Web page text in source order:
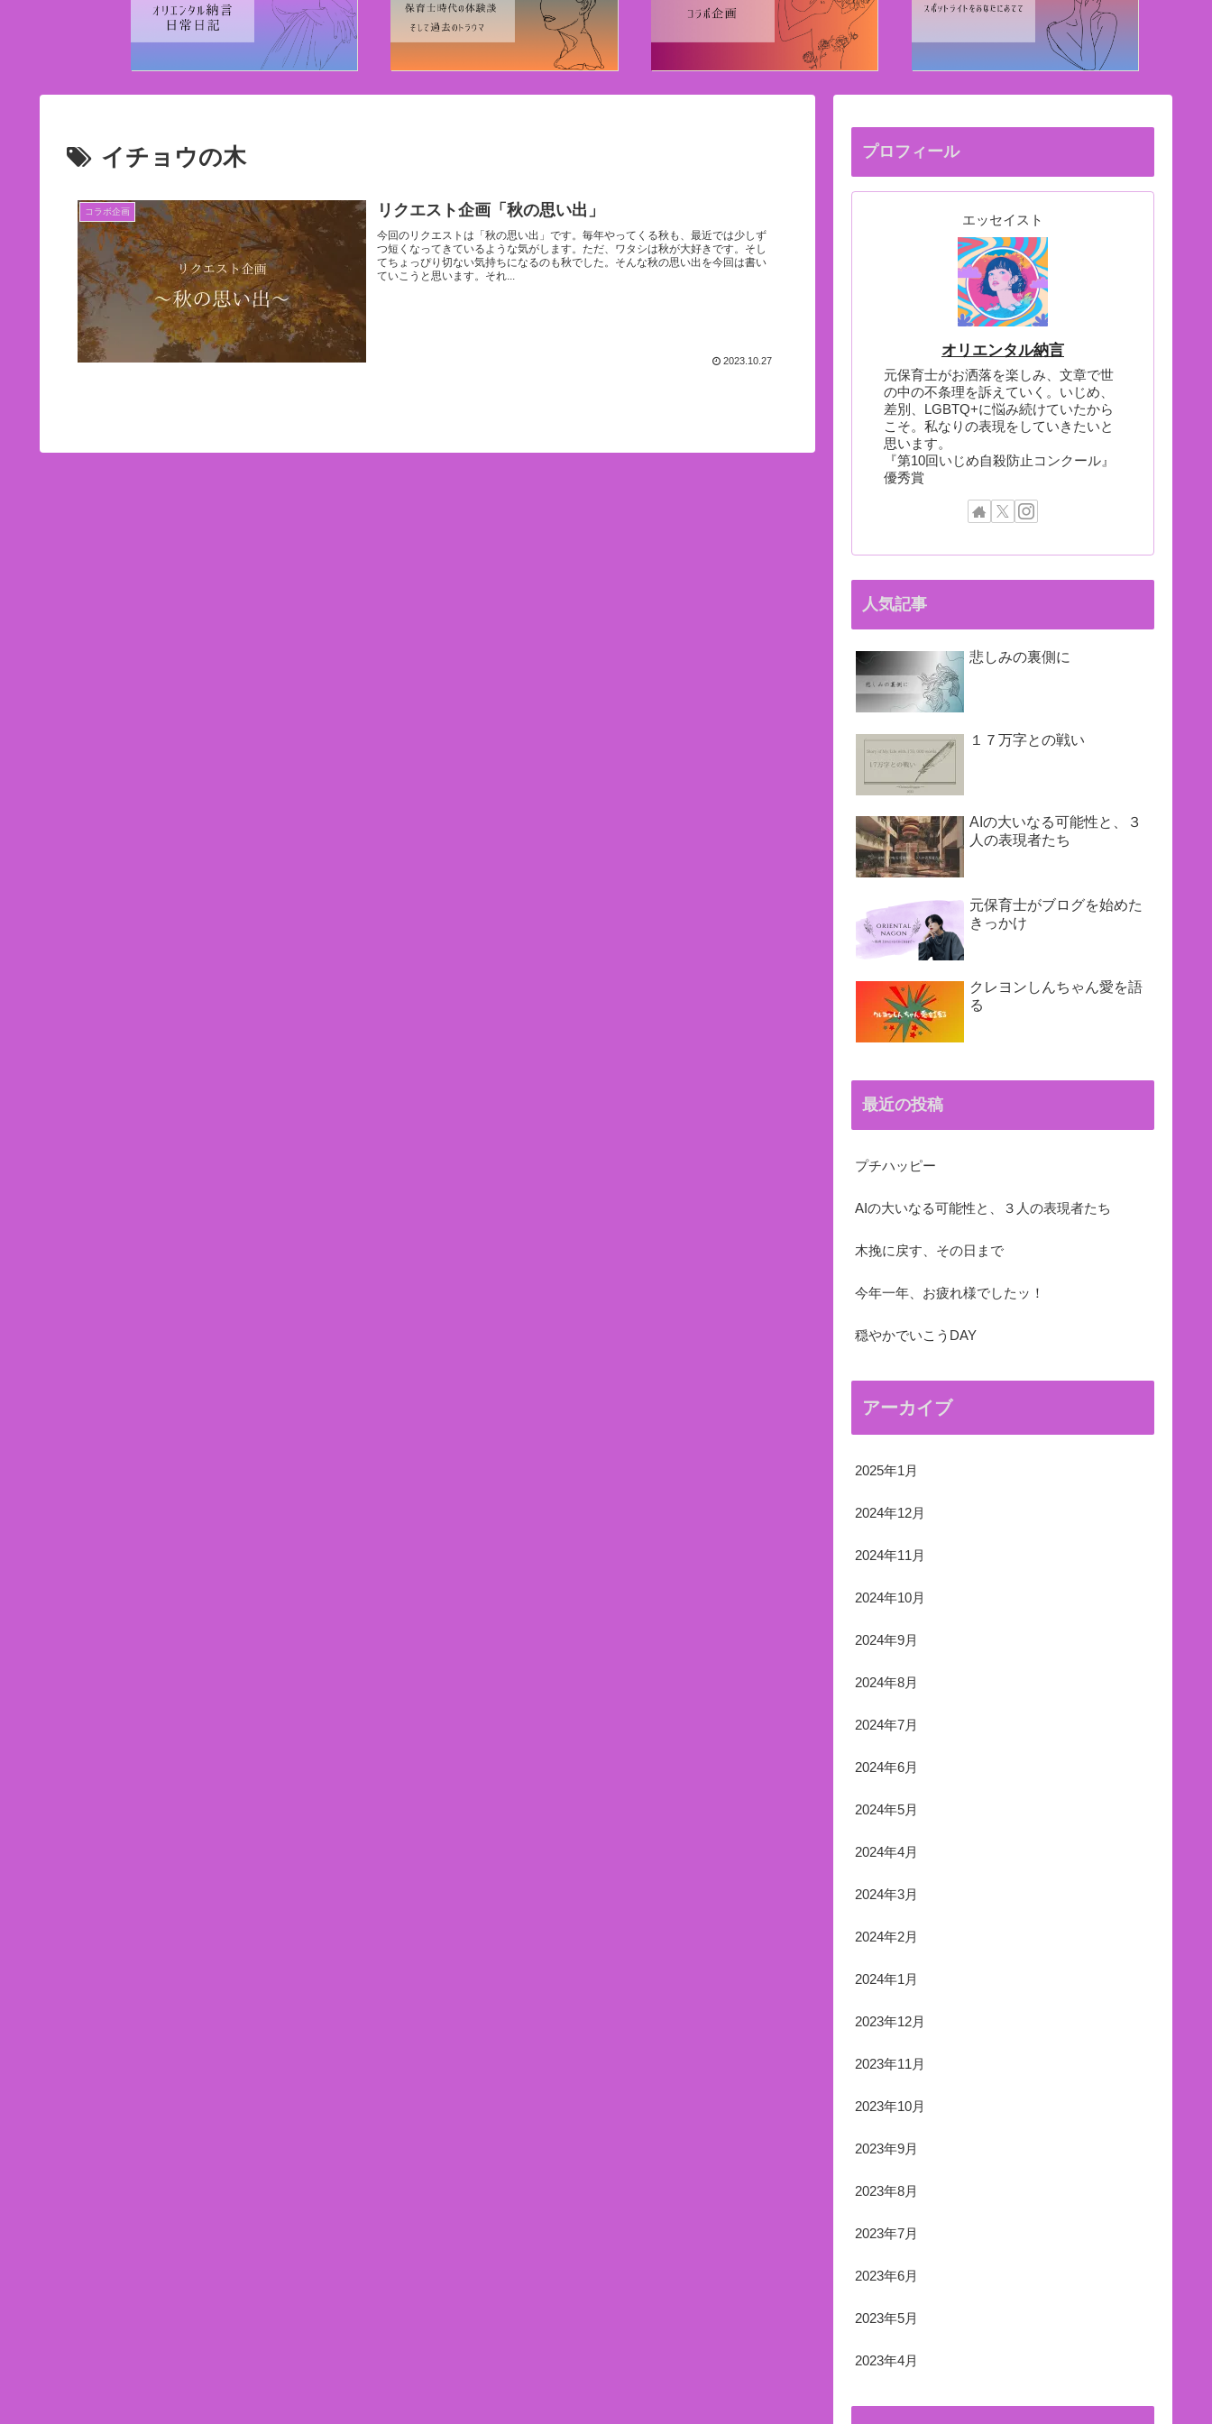
イチョウの木
コラボ企画 リクエスト企画「秋の思い出」
今回のリクエストは「秋の思い出」です。毎年やってくる秋も、最近では少しず
つ短くなってきているような気がします。ただ、ワタシは秋が大好きです。そし
てちょっぴり切ない気持ちになるのも秋でした。そんな秋の思い出を今回は書い
ていこうと思います。それ...
2023.10.27
プロフィール
エッセイスト
オリエンタル納言
元保育士がお洒落を楽しみ、文章で世
の中の不条理を訴えていく。いじめ、
差別、LGBTQ+に悩み続けていたから
こそ。私なりの表現をしていきたいと
思います。
『第10回いじめ自殺防止コンクール』
優秀賞
人気記事
悲しみの裏側に
１７万字との戦い
AIの大いなる可能性と、３
人の表現者たち
元保育士がブログを始めた
きっかけ
クレヨンしんちゃん愛を語
る
最近の投稿
プチハッピー
AIの大いなる可能性と、３人の表現者たち
木挽に戻す、その日まで
今年一年、お疲れ様でしたッ！
穏やかでいこうDAY
アーカイブ
2025年1月
2024年12月
2024年11月
2024年10月
2024年9月
2024年8月
2024年7月
2024年6月
2024年5月
2024年4月
2024年3月
2024年2月
2024年1月
2023年12月
2023年11月
2023年10月
2023年9月
2023年8月
2023年7月
2023年6月
2023年5月
2023年4月